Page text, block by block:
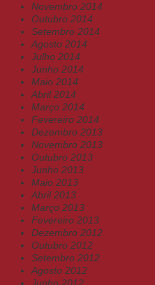
Novembro 2014
Outubro 2014
Setembro 2014
Agosto 2014
Julho 2014
Junho 2014
Maio 2014
Abril 2014
Março 2014
Fevereiro 2014
Dezembro 2013
Novembro 2013
Outubro 2013
Junho 2013
Maio 2013
Abril 2013
Março 2013
Fevereiro 2013
Dezembro 2012
Outubro 2012
Setembro 2012
Agosto 2012